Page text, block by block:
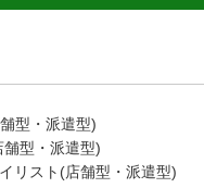
型・派遣型)
型・派遣型)
リスト(店舗型・派遣型)